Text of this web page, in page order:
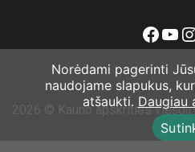
2026 © Kauno apskrities viešoji
Norėdami pagerinti
naudojame slapukus,
atšaukti. Daugiau